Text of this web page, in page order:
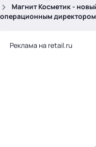
Магнит Косметик -
операционным
Реклама на retail.ru